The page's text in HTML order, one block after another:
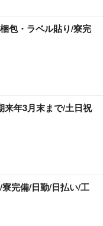
包・ラベル貼り/寮完
来年3月末まで/土日祝
完備/日勤/日払い/工